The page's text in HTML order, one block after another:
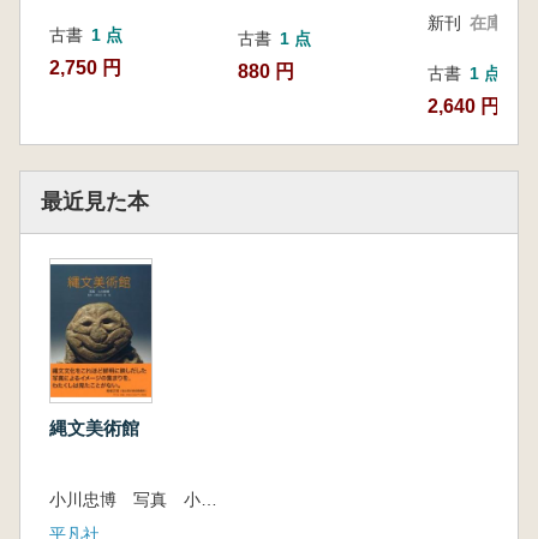
古書 1 点
2,750 円
古書 1 点
880 円
新刊 在庫なし
古書 1 点
2,640 円
最近見た本
縄文美術館
小川忠博 写真 小野正文 堤隆 監修
平凡社